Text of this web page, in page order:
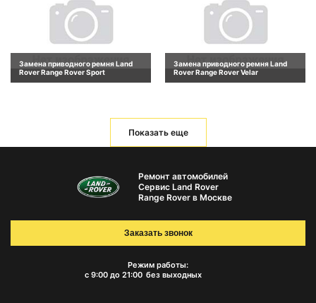
Замена приводного ремня Land
Rover Range Rover Sport
Замена приводного ремня Land
Rover Range Rover Velar
Показать еще
Ремонт автомобилей
Сервис Land Rover
Range Rover в Москве
Режим работы:
с 9:00 до 21:00 без выходных
Заказать звонок